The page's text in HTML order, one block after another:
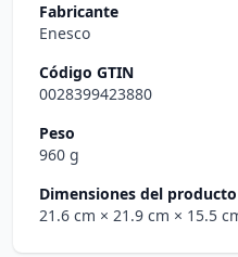
Fabricante
Enesco
Código GTIN
0028399423880
Peso
960 g
Dimensiones del
21.6 cm × 21.9 cm × 15.5